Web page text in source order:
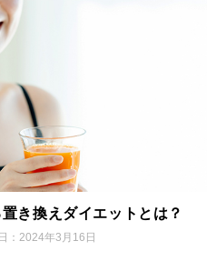
き換えダイエットとは？
： 2024年3月16日